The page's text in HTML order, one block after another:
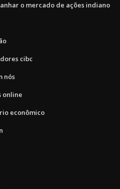
o mercado de ações indiano
cibc
nós
online
econômico